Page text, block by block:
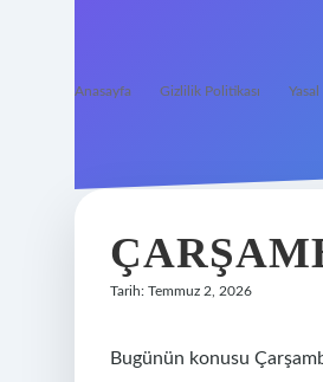
Anasayfa Gizlilik Politikası Yasal
Tarih: Temmuz 2, 2026
Bugünün konusu